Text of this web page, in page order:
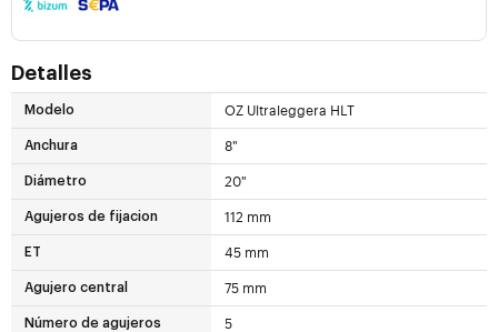
Detalles
Modelo OZ Ultraleggera HLT
Anchura 8"
Diámetro 20"
Agujeros de fijacion 112 mm
ET 45 mm
Agujero central 75 mm
Número de agujeros 5